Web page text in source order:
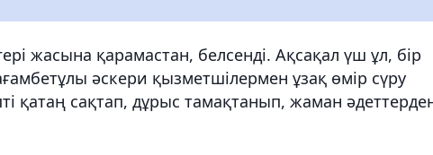
жасына қарамастан, белсенді. Ақсақал үш ұл, бір
әскери қызметшілермен ұзақ өмір сүру
қатаң сақтап, дұрыс тамақтанып, жаман